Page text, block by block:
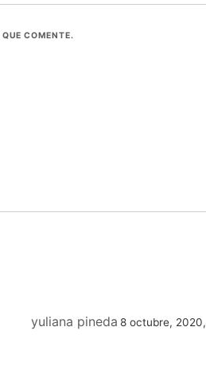
COMENTE.
yuliana pineda 8 octubre, 2020,